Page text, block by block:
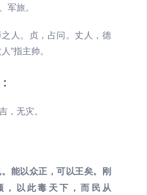
旅。
人。贞，占问。丈人，德
”指主帅。
，无灾。
能以众正，可以王矣。刚
，以此毒天下，而民从